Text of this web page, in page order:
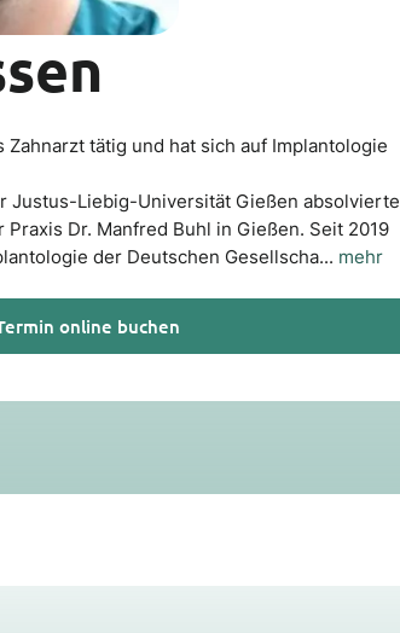
Zahnarzt tätig und hat sich auf Implantologie
Justus-Liebig-Universität Gießen absolvierte
Dr. Manfred Buhl in Gießen. Seit 2019
der Deutschen Gesellscha... mehr
online buchen